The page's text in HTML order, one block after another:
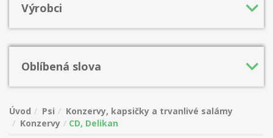
Výrobci
Oblíbená slova
Úvod Psi
Konzervy, kapsičky a trvanlivé salámy
Konzervy
CD, Delikan